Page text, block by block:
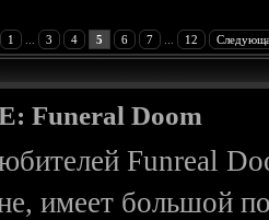
1 3 4 5 6 7 12
Funeral Doom
Funreal
имеет большой